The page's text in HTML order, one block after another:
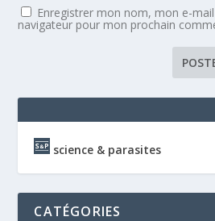
Enregistrer mon nom, mon e-
navigateur pour mon prochain
science & parasites
CATÉGORIES